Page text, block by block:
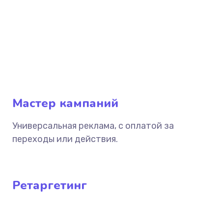
Мастер кампаний
Универсальная реклама, с оплатой за
переходы или действия.
Ретаргетинг